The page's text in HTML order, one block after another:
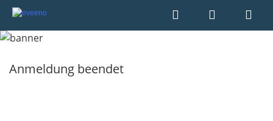
Anmeldung beendet